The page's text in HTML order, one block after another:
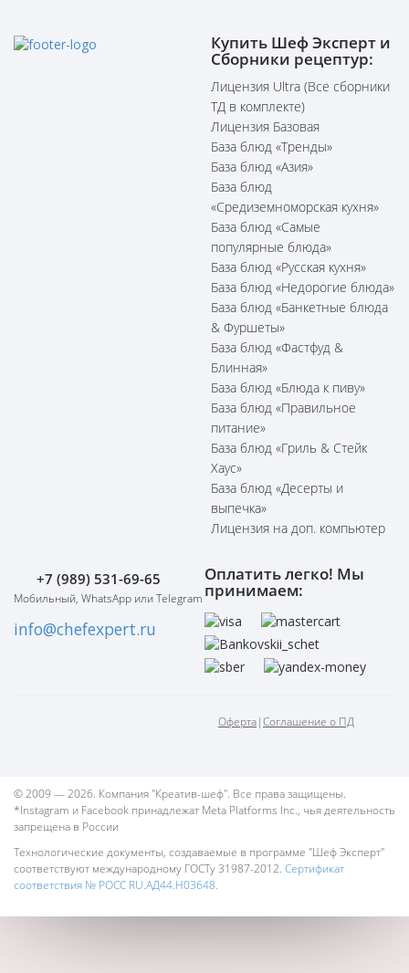
Купить Шеф Эксперт и
Сборники рецептур:
Лицензия Ultra (Все сборники
ТД в комплекте)
Лицензия Базовая
База блюд «Тренды»
База блюд «Азия»
База блюд
«Средиземноморская кухня»
База блюд «Самые
популярные блюда»
База блюд «Русская кухня»
База блюд «Недорогие блюда»
База блюд «Банкетные блюда
& Фуршеты»
База блюд «Фастфуд &
Блинная»
База блюд «Блюда к пиву»
База блюд «Правильное
питание»
База блюд «Гриль & Стейк
Хаус»
База блюд «Десерты и
выпечка»
Лицензия на доп. компьютер
+7 (989) 531-69-65
Мобильный, WhatsApp или Telegram
info@chefexpert.ru
Оплатить легко! Мы
принимаем:
Оферта|Соглашение о ПД
© 2009 — 2026. Компания "Креатив-шеф". Все права защищены.
*Instagram и Facebook принадлежат Meta Platforms Inc., чья деятельность
запрещена в России
Технологические документы, создаваемые в программе "Шеф Эксперт"
соответствуют международному ГОСТу 31987-2012. Сертификат
соответствия № РОСС RU.АД44.Н03648.